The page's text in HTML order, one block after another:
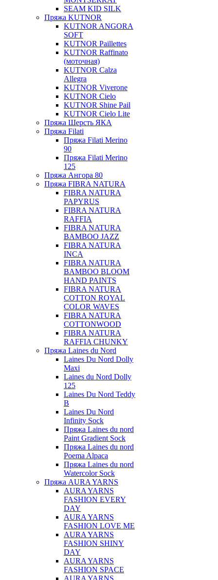
SEAM KID SILK
Пряжа KUTNOR
KUTNOR ANGORA
SOFT
KUTNOR Paillettes
KUTNOR Raffinato
(моточная)
KUTNOR Calza
Allegra
KUTNOR Viverone
KUTNOR Cielo
KUTNOR Shine Pail
KUTNOR Cielo Lite
Пряжа Шерсть ЯКА
Пряжа Filati
Пряжа Filati Merino
90
Пряжа Filati Merino
125
Пряжа Ангора 80
Пряжа FIBRA NATURA
FIBRA NATURA
PAPYRUS
FIBRA NATURA
RAFFIA
FIBRA NATURA
BAMBOO JAZZ
FIBRA NATURA
INCA
FIBRA NATURA
BAMBOO BLOOM
HAND PAINTS
FIBRA NATURA
COTTON ROYAL
COLOR WAVES
FIBRA NATURA
COTTONWOOD
FIBRA NATURA
RAFFIA CHUNKY
Пряжа Laines du Nord
Laines Du Nord Dolly
Maxi
Laines du Nord Dolly
125
Laines Du Nord Teddy
B
Laines Du Nord
Infinity Sock
Пряжа Laines du nord
Paint Gradient Sock
Пряжа Laines du nord
Poema Alpaca
Пряжа Laines du nord
Watercolor Sock
Пряжа AURA YARNS
AURA YARNS
FASHION EVERY
DAY
AURA YARNS
FASHION LOVE ME
AURA YARNS
FASHION SHINY
DAY
AURA YARNS
FASHION SPACE
AURA YARNS